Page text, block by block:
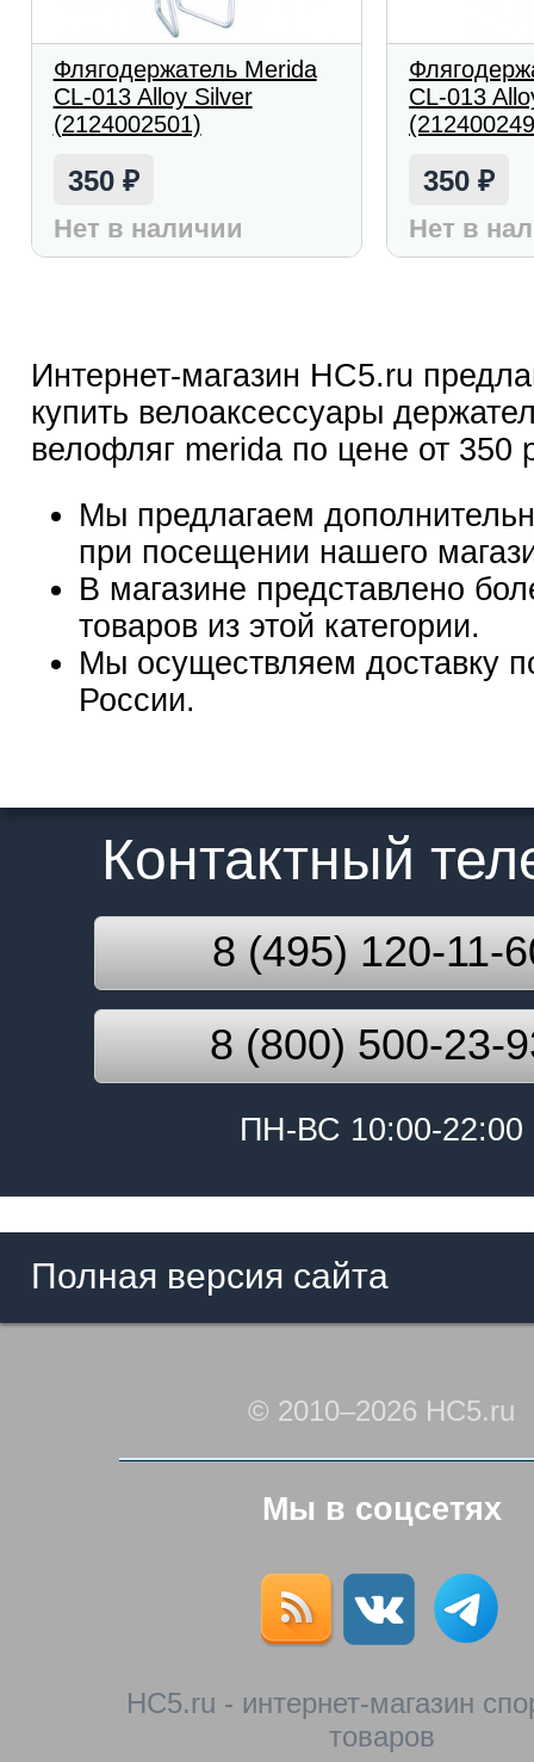
Флягодержатель Merida
CL-013 Alloy Silver
(2124002501)
350 ₽
Нет в наличии
CL-013
350₽
Нет в
Интернет-магазин HC5.ru
купить велоаксессуары
велофляг merida по цене от 350
Мы предлагаем
при посещении нашего
В магазине представлено
товаров из этой категории.
Мы осуществляем доставку
России.
Контактный
8 (495) 120-11-
8 (800) 500-23-
ПН-ВС 10:00-22:00
Полная версия сайта
© 2010–2026 HC5.ru
Мы в соцсетях
HC5.ru - интернет-магазин
товаров